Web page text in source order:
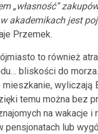
„własność”
akademikach jest
Przemek.
to również
bliskości do
wyliczają
temu można bez
na wakacje i
pensjonatach lub